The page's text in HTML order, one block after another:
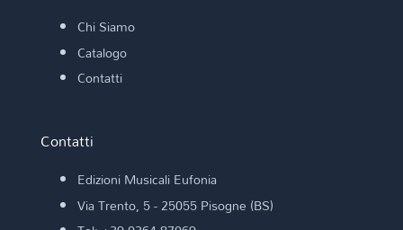
Chi Siamo
Catalogo
Contatti
Contatti
Edizioni Musicali Eufonia
Via Trento, 5 - 25055 Pisogne (BS)